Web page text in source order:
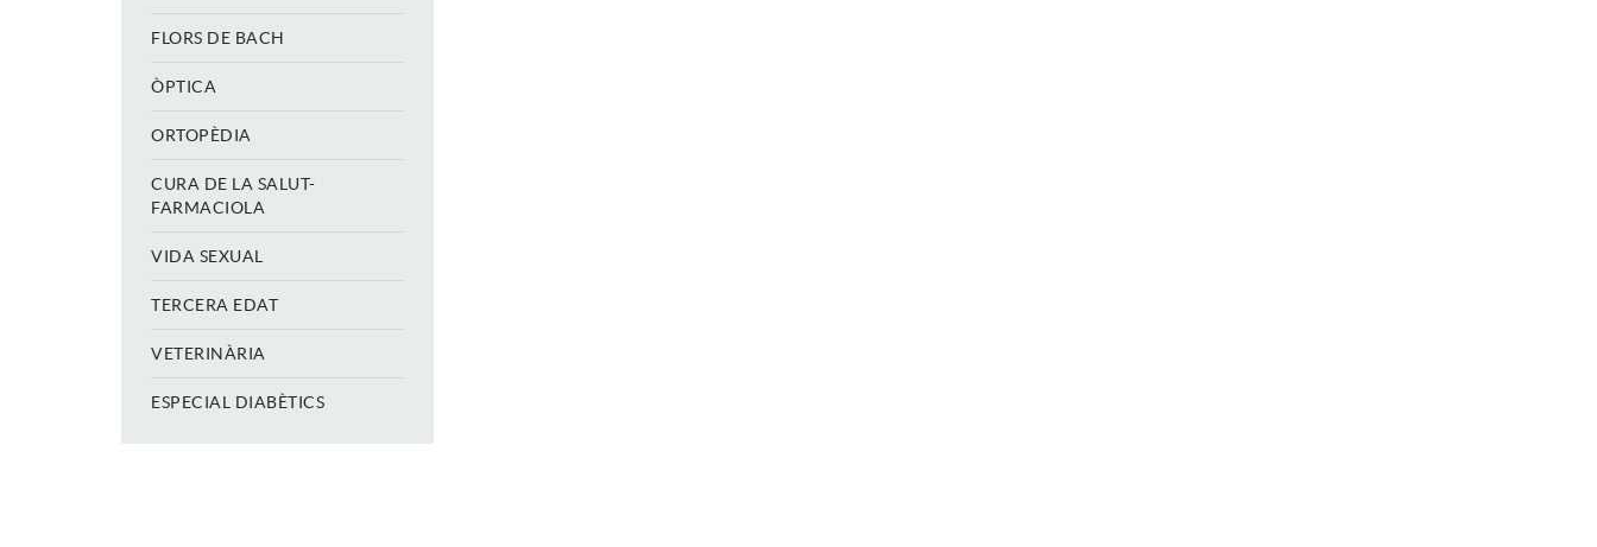
FLORS DE BACH
ÒPTICA
ORTOPÈDIA
CURA DE LA SALUT-
FARMACIOLA
VIDA SEXUAL
TERCERA EDAT
VETERINÀRIA
ESPECIAL DIABÈTICS